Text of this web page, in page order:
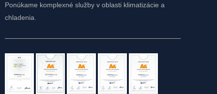
Ponúkame komplexné služby v oblasti klimatizácie a
chladenia.